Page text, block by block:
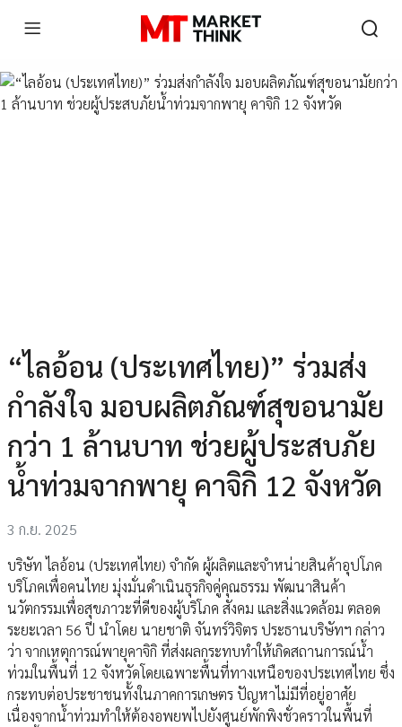
“ไลอ้อน (ประเทศไทย)” ร่วมส่ง
กำลังใจ มอบผลิตภัณฑ์สุขอนามัย
กว่า 1 ล้านบาท ช่วยผู้ประสบภัย
น้ำท่วมจากพายุ คาจิกิ 12 จังหวัด
3 ก.ย. 2025
บริษัท ไลอ้อน (ประเทศไทย) จำกัด ผู้ผลิตและจำหน่ายสินค้าอุปโภค
บริโภคเพื่อคนไทย มุ่งมั่นดำเนินธุรกิจคู่คุณธรรม พัฒนาสินค้า
นวัตกรรมเพื่อสุขภาวะที่ดีของผู้บริโภค สังคม และสิ่งแวดล้อม ตลอด
ระยะเวลา 56 ปี นำโดย นายชาติ จันทร์วิจิตร ประธานบริษัทฯ กล่าว
ว่า จากเหตุการณ์พายุคาจิกิ ที่ส่งผลกระทบทำให้เกิดสถานการณ์น้ำ
ท่วมในพื้นที่ 12 จังหวัดโดยเฉพาะพื้นที่ทางเหนือของประเทศไทย ซึ่ง
กระทบต่อประชาชนทั้งในภาคการเกษตร ปัญหาไม่มีที่อยู่อาศัย
เนื่องจากน้ำท่วมทำให้ต้องอพยพไปยังศูนย์พักพิงชั่วคราวในพื้นที่